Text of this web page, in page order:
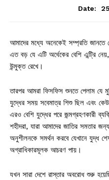
Date:
আমাদের মধ্যে অনেকেই সম্প্রতি জানতে
এত বড় যে এটি অর্ধেকের বেশি এন্ট্রি
উন্মুক্ত রেখে।
তারপর আমরা ফিসফিস শুনতে পেলাম যে
যুদ্ধের সময় সবেমাত্র শিশু ছিল এবং
এরও বেশি যুদ্ধের পরে জন্মগ্রহণকারী
শহীদরা, যারা আমাদের জাতির সমতার
অনুশীলনকে সমর্থন করবে যেখানে যুদ্ধ
অগ্রাধিকারমূলক আচরণ পায়।
যখন সারা দেশে রাস্তার অবরোধ শুরু